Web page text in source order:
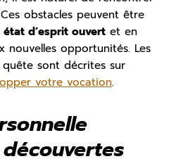
obstacles peuvent être
état d’esprit ouvert et en
nouvelles opportunités. Les
sont décrites sur
votre vocation.